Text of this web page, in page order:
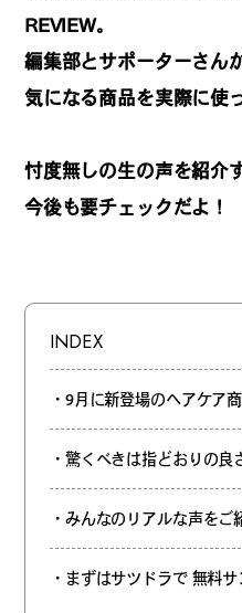
#パイセ
#札幌来
#雨の日
REVIEW。
編集部とサポーターさん
気になる商品を実際に使
忖度無しの生の声を紹介
今後も要チェックだよ！
INDEX
・9月に新登場のヘアケア
・驚くべきは指どおりの良
・みんなのリアルな声をご
・まずはサツドラで 無料